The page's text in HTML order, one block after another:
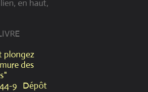
en haut,
plongez
des
9 Dépôt